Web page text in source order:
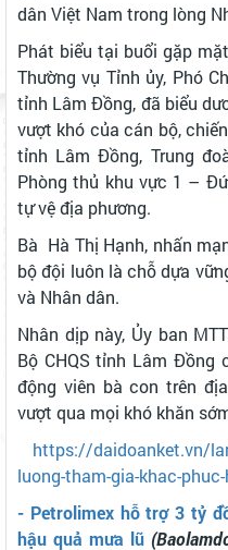
dân Việt Nam trong lòng
Phát biểu tại buổi gặp
Thường vụ Tỉnh ủy, Phó
tỉnh Lâm Đồng, đã biểu
vượt khó của cán bộ,
tỉnh Lâm Đồng, Trung
Phòng thủ khu vực 1 –
tự vệ địa phương.
Bà Hà Thị Hạnh, nhấn
bộ đội luôn là chỗ dựa
và Nhân dân.
Nhân dịp này, Ủy ban
Bộ CHQS tỉnh Lâm Đồng
động viên bà con trên
vượt qua mọi khó khăn
https://daidoanket.vn/
luong-tham-gia-khac-
- Petrolimex hỗ trợ 3 tỷ
hậu quả mưa lũ